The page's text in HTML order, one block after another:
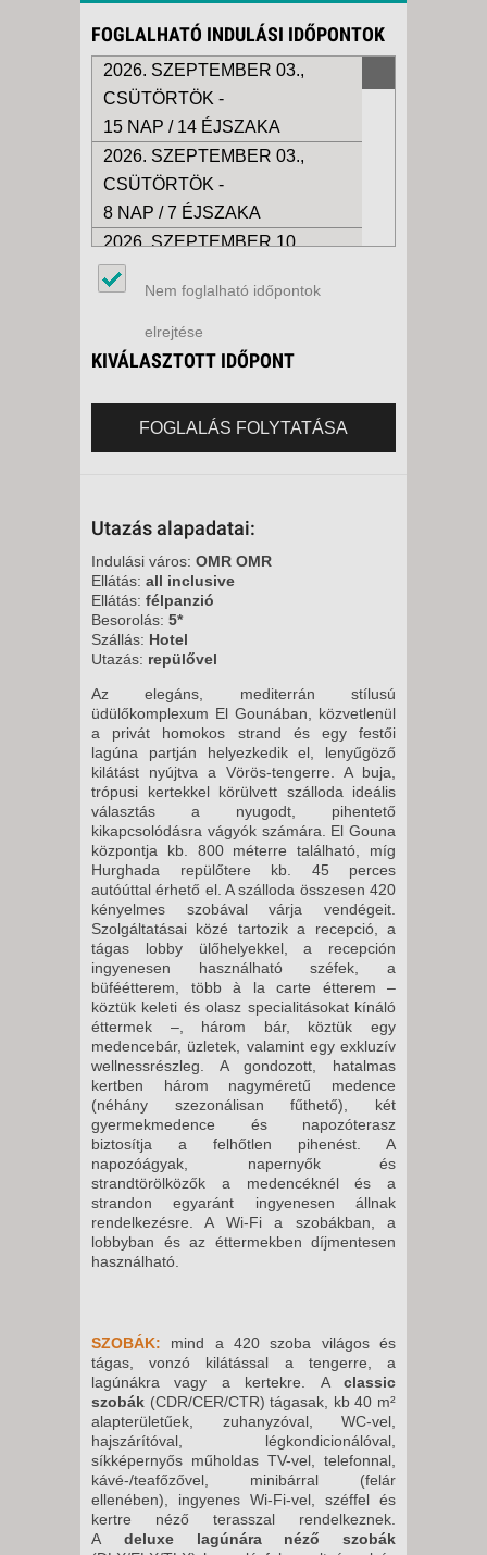
FOGLALHATÓ INDULÁSI IDŐPONTOK
2026. SZEPTEMBER 03.,
CSÜTÖRTÖK -
15 NAP / 14 ÉJSZAKA
2026. SZEPTEMBER 03.,
CSÜTÖRTÖK -
8 NAP / 7 ÉJSZAKA
2026. SZEPTEMBER 10.,
CSÜTÖRTÖK -
8 NAP / 7 ÉJSZAKA
2026. SZEPTEMBER 10.,
CSÜTÖRTÖK -
2026. SZEPTEMBER 17.,
-
8 NAP / 7 ÉJSZAKA
2026. NOVEMBER 07.,
SZOMBAT -
8 NAP / 7 ÉJSZAKA
2026. NOVEMBER 14.,
SZOMBAT -
8 NAP / 7 ÉJSZAKA
2026. NOVEMBER 21.,
SZOMBAT -
15 NAP / 14 ÉJSZAKA
2026. NOVEMBER 21.,
SZOMBAT -
8 NAP / 7 ÉJSZAKA
2026. NOVEMBER 28.,
SZOMBAT -
15 NAP / 14 ÉJSZAKA
2026. NOVEMBER 28.,
SZOMBAT -
8 NAP / 7 ÉJSZAKA
2026. DECEMBER 05.,
SZOMBAT -
8 NAP / 7 ÉJSZAKA
2026. DECEMBER 05.,
SZOMBAT -
15 NAP / 14 ÉJSZAKA
2026. DECEMBER 12.,
2026. DECEMBER 12.,
SZOMBAT -
8 NAP / 7 ÉJSZAKA
2026. DECEMBER 19.,
SZOMBAT -
15 NAP / 14 ÉJSZAKA
2026. DECEMBER 19.,
Nem foglalható időpontok
elrejtése
KIVÁLASZTOTT IDŐPONT
FOGLALÁS FOLYTATÁSA
Utazás alapadatai:
Indulási város: OMR OMR
Ellátás: all inclusive
Ellátás: félpanzió
Besorolás: 5*
Szállás: Hotel
Utazás: repülővel
Az elegáns, mediterrán stílusú
üdülőkomplexum El Gounában, közvetlenül
a privát homokos strand és egy festői
lagúna partján helyezkedik el, lenyűgöző
kilátást nyújtva a Vörös-tengerre. A buja,
trópusi kertekkel körülvett szálloda ideális
választás a nyugodt, pihentető
kikapcsolódásra vágyók számára. El Gouna
központja kb. 800 méterre található, míg
Hurghada repülőtere kb. 45 perces
autóúttal érhető el. A szálloda összesen 420
kényelmes szobával várja vendégeit.
Szolgáltatásai közé tartozik a recepció, a
tágas lobby ülőhelyekkel, a recepción
ingyenesen használható széfek, a
büféétterem, több à la carte étterem –
köztük keleti és olasz specialitásokat kínáló
éttermek –, három bár, köztük egy
medencebár, üzletek, valamint egy exkluzív
wellnessrészleg. A gondozott, hatalmas
kertben három nagyméretű medence
(néhány szezonálisan fűthető), két
gyermekmedence és napozóterasz
biztosítja a felhőtlen pihenést. A
napozóágyak, napernyők és
strandtörölközők a medencéknél és a
strandon egyaránt ingyenesen állnak
rendelkezésre. A Wi-Fi a szobákban, a
lobbyban és az éttermekben díjmentesen
használható.
SZOBÁK: mind a 420 szoba világos és
tágas, vonzó kilátással a tengerre, a
lagúnákra vagy a kertekre. Aclassic
szobák (CDR/CER/CTR) tágasak, kb 40 m²
alapterületűek, zuhanyzóval, WC-vel,
hajszárítóval, légkondicionálóval,
síkképernyős műholdas TV-vel, telefonnal,
kávé-/teafőzővel, minibárral (felár
ellenében), ingyenes Wi-Fi-vel, széffel és
kertre néző terasszal rendelkeznek.
A deluxe lagúnára néző szobák